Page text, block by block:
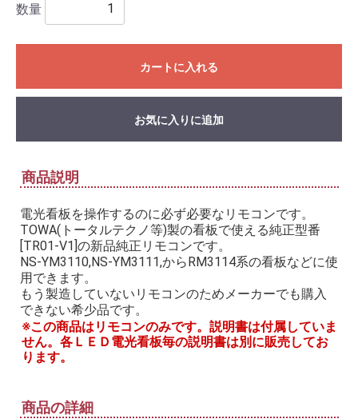
数量
カートに入れる
お気に入りに追加
商品説明
電光看板を操作するのに必ず必要なリモコンです。
TOWA(トータルテクノ等)製の看板で使える純正型番
[TR01-V1]の新品純正リモコンです。
NS-YM3110,NS-YM3111,からRM3114系の看板などに使
用できます。
もう製造していないリモコンのためメーカーでも購入
できない希少品です。
※この商品はリモコンのみです。説明書は付属していま
せん。各ＬＥＤ電光看板毎の説明書は別に販売してお
ります。
商品の詳細